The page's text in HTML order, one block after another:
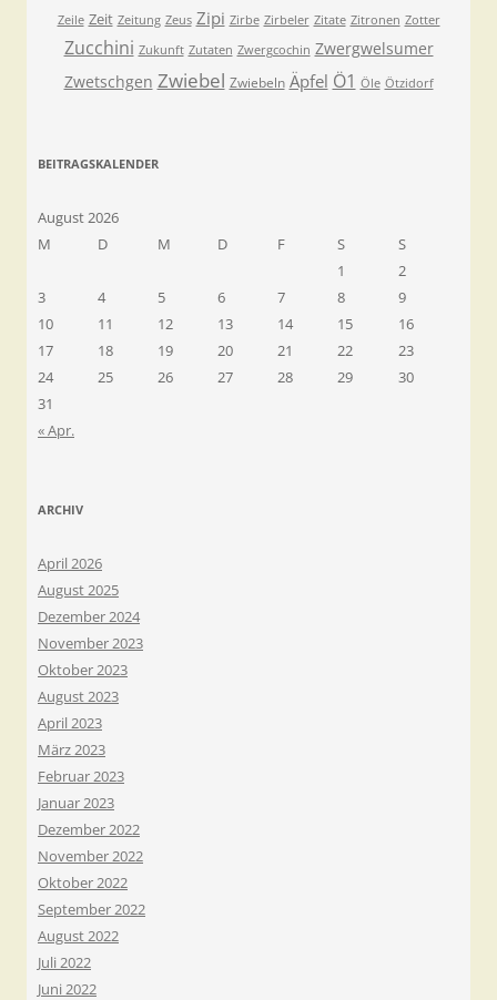
Zeile Zeit Zeitung Zeus Zipi Zirbe Zirbeler Zitate Zitronen Zotter
Zucchini Zukunft Zutaten Zwergcochin Zwergwelsumer
Zwetschgen Zwiebel Zwiebeln Äpfel Ö1 Öle Ötzidorf
BEITRAGSKALENDER
August 2026
M
D M D F S
S
1
2
3
4 5 6 7 8
9
10
11 12 13 14 15
16
17
18 19 20 21 22
23
24
25 26 27 28 29
30
31
« Apr.
ARCHIV
April 2026
August 2025
Dezember 2024
November 2023
Oktober 2023
August 2023
April 2023
März 2023
Februar 2023
Januar 2023
Dezember 2022
November 2022
Oktober 2022
September 2022
August 2022
Juli 2022
Juni 2022